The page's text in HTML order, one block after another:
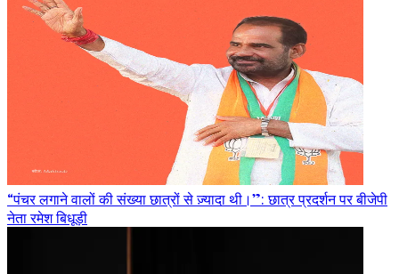
“पंचर लगाने वालों की संख्या छात्रों से ज़्यादा थी।”: छात्र प्रदर्शन पर बीजेपी
नेता रमेश बिधूड़ी